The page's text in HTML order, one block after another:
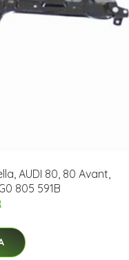
AUDI 80, 80 Avant,
805 591B